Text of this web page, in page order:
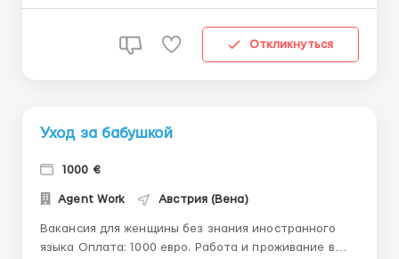
Працюють 10год, субота до обіду, неді...Откликнуться
Уход за бабушкой
1000 €
Agent Work Австрия (Вена)
Вакансия для женщины без знания иностранного
языка Оплата: 1000 евро. Работа и проживание в